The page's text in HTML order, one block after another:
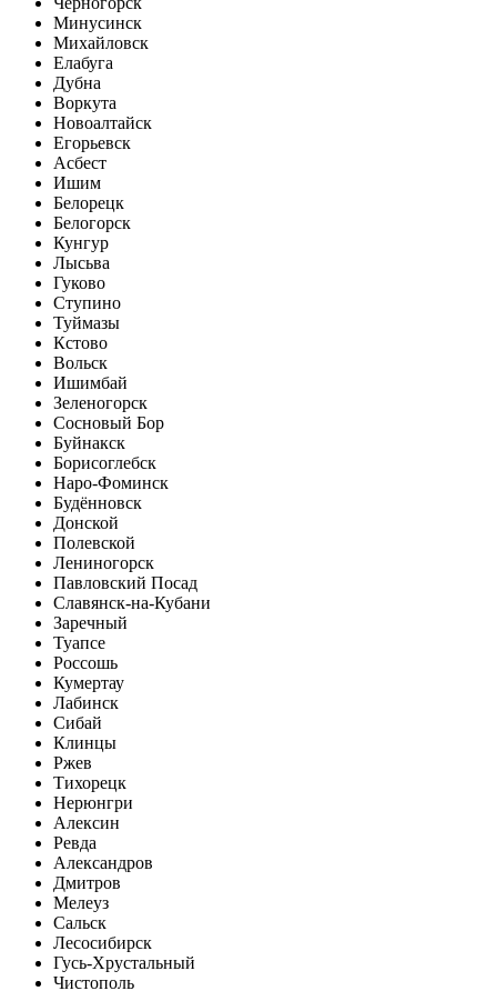
Минусинск
Михайловск
Елабуга
Дубна
Воркута
Новоалтайск
Егорьевск
Асбест
Ишим
Белорецк
Белогорск
Кунгур
Лысьва
Гуково
Ступино
Туймазы
Кстово
Вольск
Ишимбай
Зеленогорск
Сосновый Бор
Буйнакск
Борисоглебск
Наро-Фоминск
Будённовск
Донской
Полевской
Лениногорск
Павловский Посад
Славянск-на-Кубани
Заречный
Туапсе
Россошь
Кумертау
Лабинск
Сибай
Клинцы
Ржев
Тихорецк
Нерюнгри
Алексин
Ревда
Александров
Дмитров
Мелеуз
Сальск
Лесосибирск
Гусь-Хрустальный
Чистополь